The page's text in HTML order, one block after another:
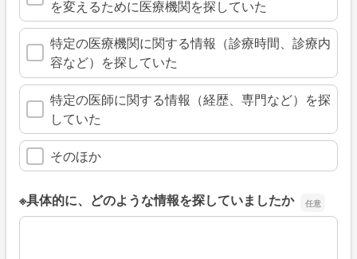
を変えるために医療機関を探していた
特定の医療機関に関する情報（診療時間、診療内
容など）を探していた
特定の医師に関する情報（経歴、専門など）を探
していた
そのほか
※具体的に、どのような情報を探していましたか
※具体的に、どのような情報を探していましたか